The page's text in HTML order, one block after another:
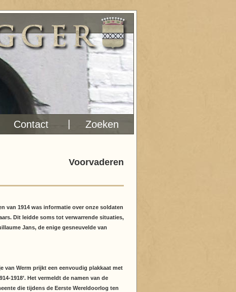
Contact Zoeken
Voorvaderen
van 1914 was informatie over onze soldaten
Dit leidde soms tot verwarrende situaties,
Jans, de enige gesneuvelde van
van Werm prijkt een eenvoudig plakkaat met
1918’. Het vermeldt de namen van de
die tijdens de Eerste Wereldoorlog ten